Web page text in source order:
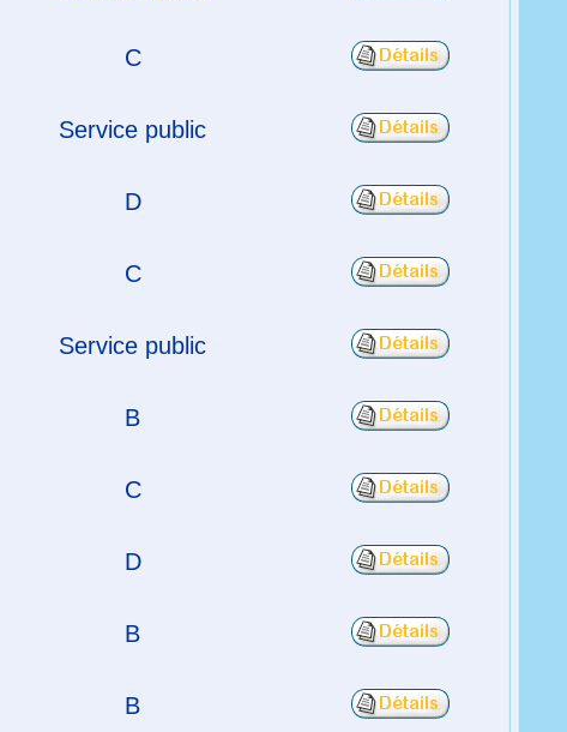
C
Service public
D
C
Service public
B
C
D
B
B